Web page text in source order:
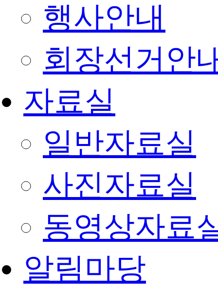
행사안내
회장선거안
자료실
일반자료실
사진자료실
동영상자료
알림마당